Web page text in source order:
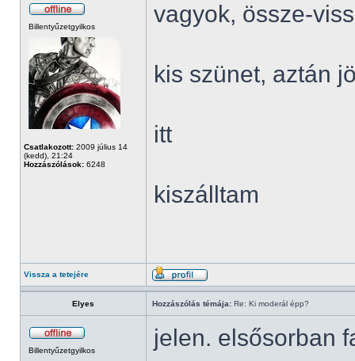
Billentyűzetgyilkos
Csatlakozott: 2009 július 14
(kedd), 21:24
Hozzászólások: 6248
vagyok, össze-
kis szünet, aztán
itt
kiszálltam
Vissza a tetejére
Elyes Hozzászólás témája: Re: Ki moderál épp?
Billentyűzetgyilkos jelen. elsősorban